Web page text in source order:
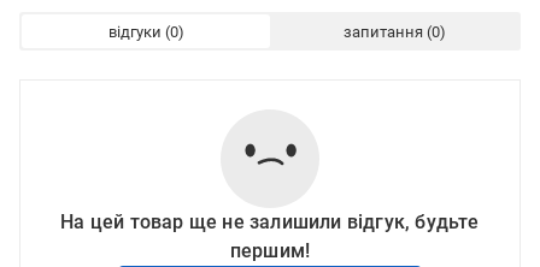
відгуки запитання
На цей товар ще не залишили відгук, будьте
першим!